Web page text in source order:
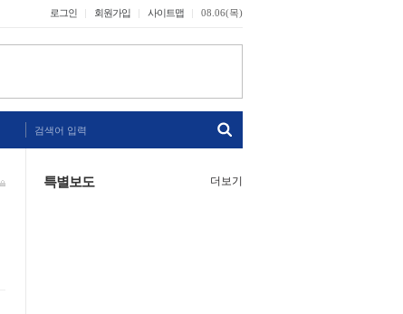
로그인 회원가입 사이트맵 08.06(목)
검색어 입력
특별보도 더보기